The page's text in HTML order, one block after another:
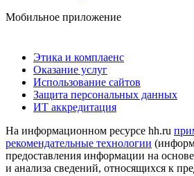
Мобильное приложение
Этика и комплаенс
Оказание услуг
Использование сайтов
Защита персональных данных
ИТ аккредитация
На информационном ресурсе hh.ru
рекомендательные технологии
предоставления информации на
и анализа сведений, относящихся к